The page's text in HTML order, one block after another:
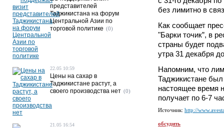
без лимитно в
Как сообщает
"Барки точик”, в
страны будет
утра 31 декабря
Напомним, что
Таджикистане
настоящее время
получает по 6-7
Источник: http://
обсудить
представителей
Таджикистана на форум
Центральной Азии по
торговой политике (0)
22.05 10:59
Цены на сахар в
Таджикистане растут, а
своего производства нет (0)
21.05 16:54